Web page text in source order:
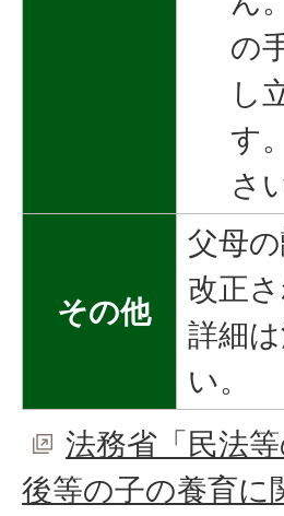
の
し
す
さ
その他
父母
改正さ
詳細
い。
法務省「民法
後等の子の養育に